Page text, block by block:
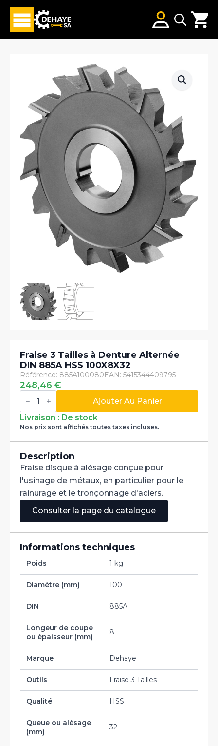
Fraise 3 Tailles à Denture Alternée
DIN 885A HSS 100X8X32
Référence: 885A100080EAN: 5415344409795
248,46 €
quantité
de
3
Tailles
Denture
DIN
885A
HSS
100X8X32
Ajouter Au Panier
Livraison : De stock
Nos prix sont affichés toutes taxes incluses.
Description
Fraise disque à alésage conçue pour
l'usinage de métaux, en particulier pour le
rainurage et le tronçonnage d'aciers.
Consulter la page du catalogue
Informations techniques
Poids 1 kg
Diamètre (mm) 100
DIN 885A
Longeur de coupe
ou épaisseur (mm)
8
Marque Dehaye
Outils Fraise 3 Tailles
Qualité HSS
Queue ou alésage
(mm)
32